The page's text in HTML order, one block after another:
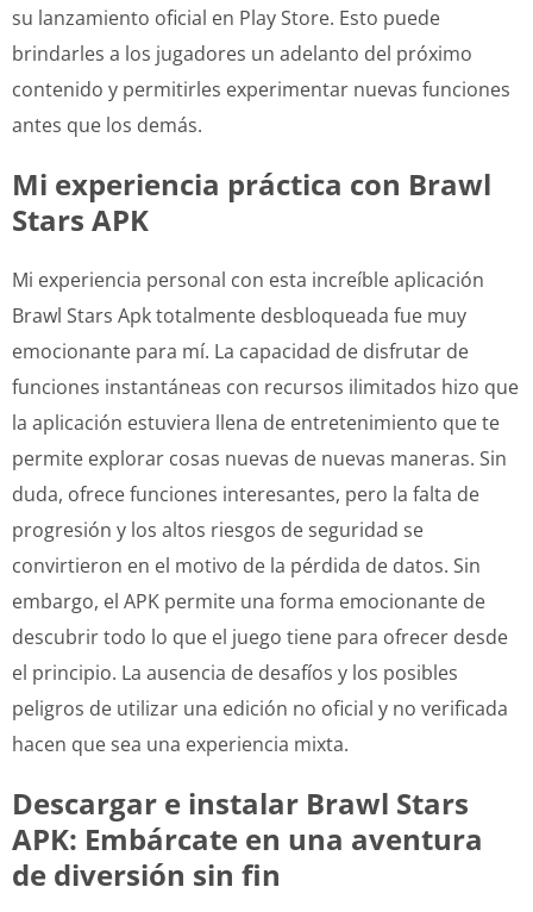
su lanzamiento oficial en Play Store. Esto puede
brindarles a los jugadores un adelanto del próximo
contenido y permitirles experimentar nuevas funciones
antes que los demás.
Mi experiencia práctica con Brawl
Stars APK
Mi experiencia personal con esta increíble aplicación
Brawl Stars Apk totalmente desbloqueada fue muy
emocionante para mí. La capacidad de disfrutar de
funciones instantáneas con recursos ilimitados hizo que
la aplicación estuviera llena de entretenimiento que te
permite explorar cosas nuevas de nuevas maneras. Sin
duda, ofrece funciones interesantes, pero la falta de
progresión y los altos riesgos de seguridad se
convirtieron en el motivo de la pérdida de datos. Sin
embargo, el APK permite una forma emocionante de
descubrir todo lo que el juego tiene para ofrecer desde
el principio. La ausencia de desafíos y los posibles
peligros de utilizar una edición no oficial y no verificada
hacen que sea una experiencia mixta.
Descargar e instalar Brawl Stars
APK: Embárcate en una aventura
de diversión sin fin